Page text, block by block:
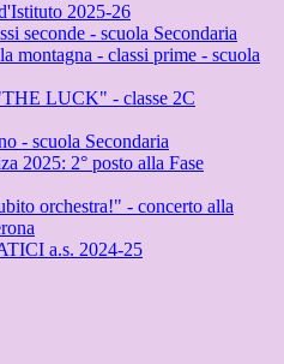
2025-26
seconde - scuola Secondaria
montagna - classi prime - scuola
LUCK" - classe 2C
- scuola Secondaria
2025: 2° posto alla Fase
orchestra!" - concerto alla
a.s. 2024-25